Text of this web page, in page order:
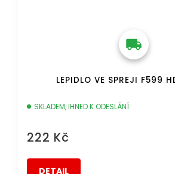
LEPIDLO VE SPREJI F599
SKLADEM, IHNED K ODESLÁNÍ
222 Kč
DETAIL